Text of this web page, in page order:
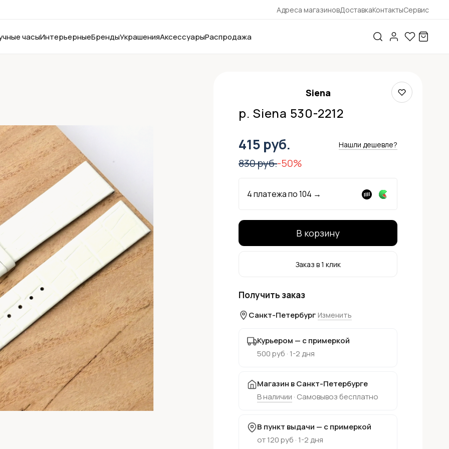
Адреса магазиновДоставкаКонтактыСервис
часыИнтерьерныеБрендыУкрашенияАксессуарыРаспродажа
Siena
р. Siena 530-2212
415 руб. Нашли дешевле?
830 руб.-50%
4 платежа по104 →
В корзину
Заказ в 1 клик
Получить заказ
Санкт-Петербург Изменить
Курьером — с примеркой
500 руб · 1-2 дня
Магазин в Санкт-Петербурге
В наличии · Самовывоз бесплатно
В пункт выдачи — с примеркой
от 120 руб · 1-2 дня